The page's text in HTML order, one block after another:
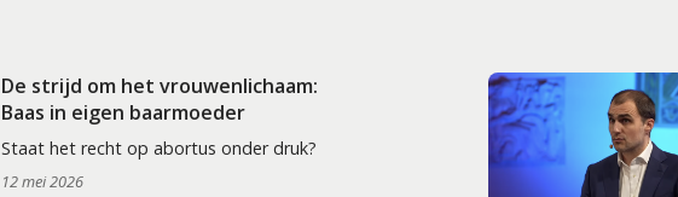
De strijd om het vrouwenlichaam:
Baas in eigen baarmoeder
Staat het recht op abortus onder druk?
12 mei 2026